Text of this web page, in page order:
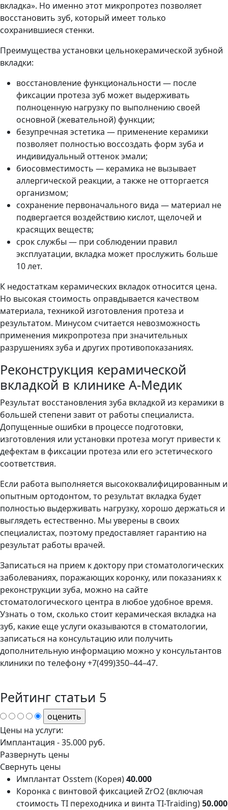
вкладка». Но именно этот микропротез позволяет
восстановить зуб, который имеет только
сохранившиеся стенки.
Преимущества установки цельнокерамической зубной
вкладки:
восстановление функциональности — после
фиксации протеза зуб может выдерживать
полноценную нагрузку по выполнению своей
основной (жевательной) функции;
безупречная эстетика — применение керамики
позволяет полностью воссоздать форм зуба и
индивидуальный оттенок эмали;
биосовместимость — керамика не вызывает
аллергической реакции, а также не отторгается
организмом;
сохранение первоначального вида — материал не
подвергается воздействию кислот, щелочей и
красящих веществ;
срок службы — при соблюдении правил
эксплуатации, вкладка может прослужить больше
10 лет.
К недостаткам керамических вкладок относится цена.
Но высокая стоимость оправдывается качеством
материала, техникой изготовления протеза и
результатом. Минусом считается невозможность
применения микропротеза при значительных
разрушениях зуба и других противопоказаниях.
Реконструкция керамической
вкладкой в клинике А-Медик
Результат восстановления зуба вкладкой из керамики в
большей степени завит от работы специалиста.
Допущенные ошибки в процессе подготовки,
изготовления или установки протеза могут привести к
дефектам в фиксации протеза или его эстетического
соответствия.
Если работа выполняется высококвалифицированным и
опытным ортодонтом, то результат вкладка будет
полностью выдерживать нагрузку, хорошо держаться и
выглядеть естественно. Мы уверены в своих
специалистах, поэтому предоставляет гарантию на
результат работы врачей.
Записаться на прием к доктору при стоматологических
заболеваниях, поражающих коронку, или показаниях к
реконструкции зуба, можно на сайте
стоматологического центра в любое удобное время.
Узнать о том, сколько стоит керамическая вкладка на
зуб, какие еще услуги оказываются в стоматологии,
записаться на консультацию или получить
дополнительную информацию можно у консультантов
клиники по телефону +7(499)350–44–47.
Рейтинг статьи 5
Цены на услуги:
Имплантация -35.000 руб.
Развернуть цены
Свернуть цены
Имплантат Osstem (Корея)40.000
Коронка с винтовой фиксацией ZrO2 (включая
стоимость TI переходника и винта ТI-Traiding)50.000